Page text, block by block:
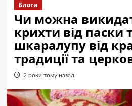
Блоги
Чи можна
крихти від паски
шкаралупу від
традиції та
2 роки тому назад